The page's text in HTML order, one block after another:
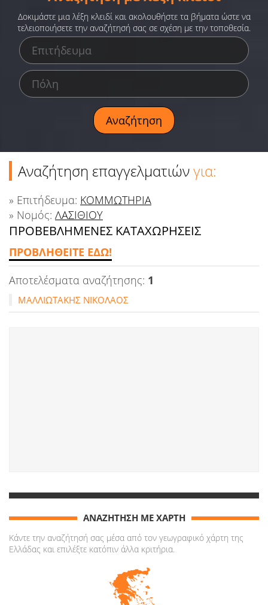
Ειδήσεις
Παιχνίδια
Ραδιόφωνο
Ταινίες
Δοκιμάστε μια λέξη κλειδί και ακολουθήστε τα βήματα ώστε να
τελειοποιήσετε την αναζήτησή σας σε σχέση με την τοποθεσία.
Αναζήτηση επαγγελματιώνγια:
» Επιτήδευμα: ΚΟΜΜΩΤΗΡΙΑ
» Νομός: ΛΑΣΙΘΙΟΥ
ΠΡΟΒΕΒΛΗΜΕΝΕΣ ΚΑΤΑΧΩΡΗΣΕΙΣ
ΠΡΟΒΛΗΘΕΙΤΕ ΕΔΩ!
Αποτελέσματα αναζήτησης: 1
ΜΑΛΛΙΩΤΑΚΗΣ ΝΙΚΟΛΑΟΣ
ΑΝΑΖΗΤΗΣΗ ΜΕ ΧΑΡΤΗ
Κάντε την αναζήτησή σας μέσα από τον γεωγραφικό χάρτη της
Ελλάδας και επιλέξτε κατόπιν άλλα κριτήρια.